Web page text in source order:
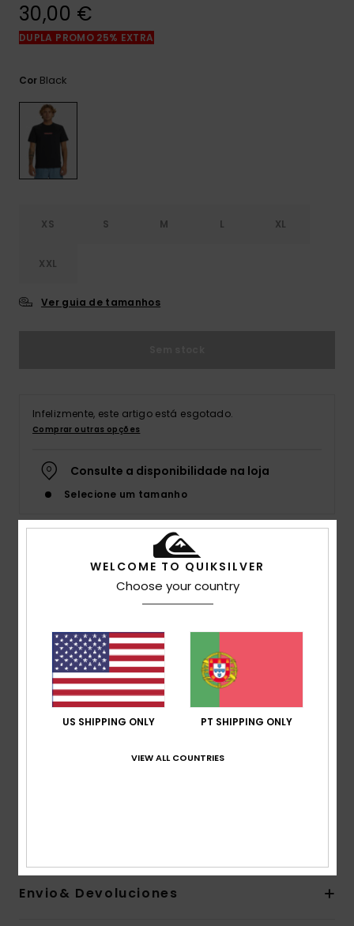
frequentes e o
30,00 €
DUPLA PROMO 25% EXTRA
Cor Black
XS S M L XL
XXL
Ver guia de tamanhos
Infelizmente, este artigo está esgotado.
Comprar outras opções
Consulte a disponibilidade na loja
Selecione um tamanho
Detalhes e funcionalidades
AQYZT09602 Código de Corkvj0
Características
Coleção:Coleção DNA
Tecido:Algodão orgânico OE [220 g/m2]
Envio& Devoluciones
WELCOME TO QUIKSILVER
Choose your country
US SHIPPING ONLY PT SHIPPING ONLY
VIEW ALL COUNTRIES